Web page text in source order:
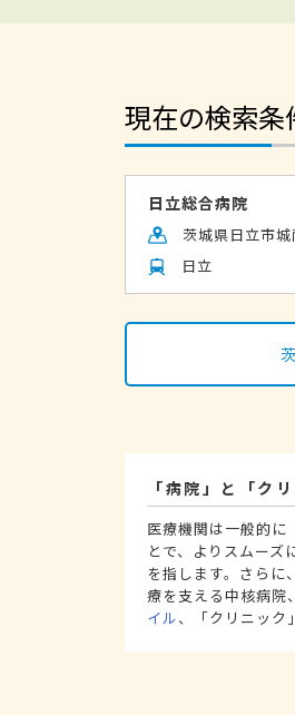
現在の検索
日立総合病院
茨城県日立市
日立
「病院」と「ク
医療機関は一般的に
とで、よりスムー
を指します。さら
療を支える中核病院
イル、「クリニック